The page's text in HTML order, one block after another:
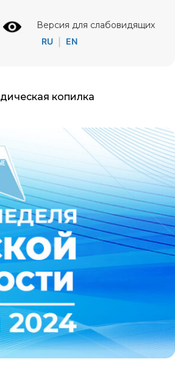
Версия для слабовидящих
RU EN
копилка